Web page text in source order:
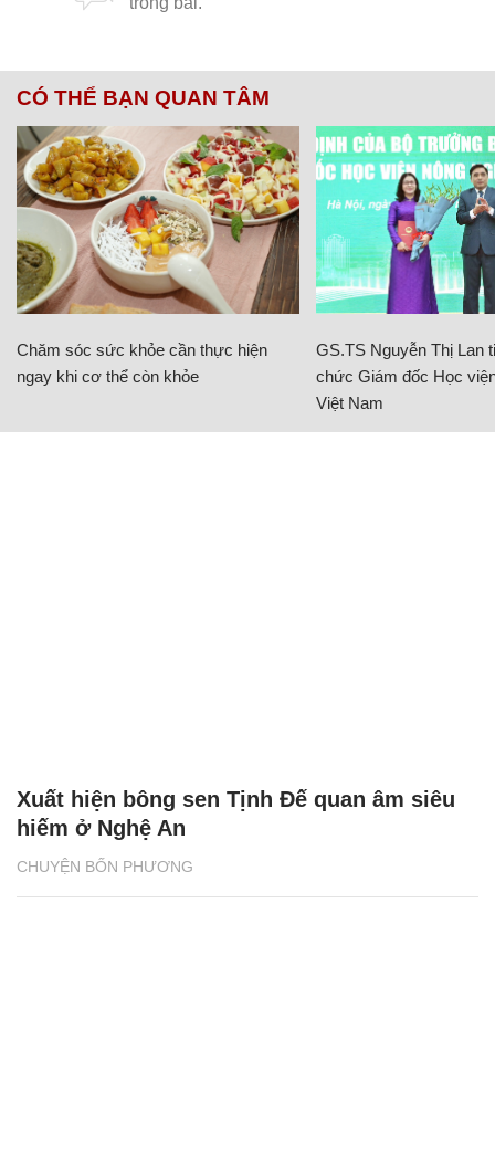
CÓ THỂ BẠN QUAN TÂM
Chăm sóc sức khỏe cần thực hiện
ngay khi cơ thể còn khỏe
GS.TS Nguyễn Thị Lan
chức Giám đốc Học
Việt Nam
CHUYỆN BỐN PHƯƠNG
Xuất hiện bông sen Tịnh Đế quan âm siêu
hiếm ở Nghệ An